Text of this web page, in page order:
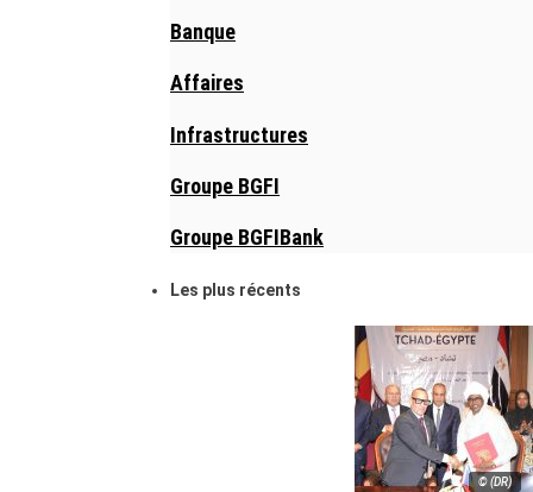
Banque
Affaires
Infrastructures
Groupe BGFI
Groupe BGFIBank
Les plus récents
© (DR)